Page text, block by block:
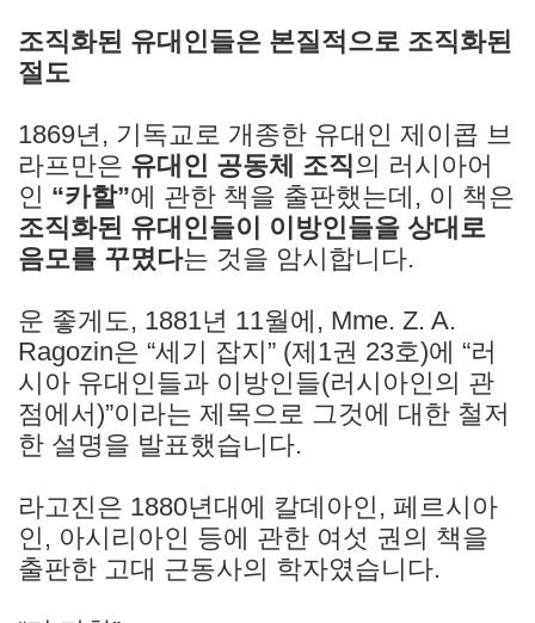
조직화된 유대인들은 본질적으로 조직화된
절도
1869년, 기독교로 개종한 유대인 제이콥 브
라프만은 유대인 공동체 조직의 러시아어
인 “카할”에 관한 책을 출판했는데, 이 책은
조직화된 유대인들이 이방인들을 상대로
음모를 꾸몄다는 것을 암시합니다.
운 좋게도, 1881년 11월에, Mme. Z. A.
Ragozin은 “세기 잡지” (제1권 23호)에 “러
시아 유대인들과 이방인들(러시아인의 관
점에서)”이라는 제목으로 그것에 대한 철저
한 설명을 발표했습니다.
라고진은 1880년대에 칼데아인, 페르시아
인, 아시리아인 등에 관한 여섯 권의 책을
출판한 고대 근동사의 학자였습니다.